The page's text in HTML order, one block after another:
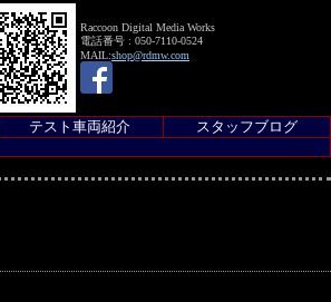
Raccoon Digital Media Works
電話番号 : 050-7110-0524
MAIL:shop@rdmw.com
テスト車両紹介
スタッフブログ